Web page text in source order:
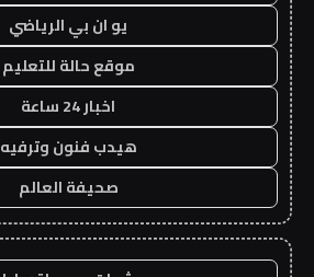
يو ان بي الرياضي
موقع حالة للتعليم
اخبار 24 ساعة
هيدب فنون وترفيه
صحيفة العالم